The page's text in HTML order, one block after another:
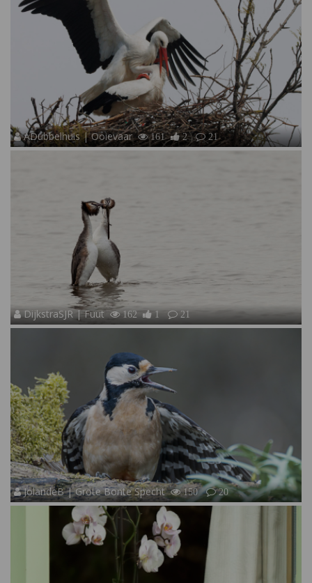
ADubbelhuis | Ooievaar 161 2 21
DijkstraSJR | Fuut 162 1 21
JolandeB | Grote Bonte Specht 150 20